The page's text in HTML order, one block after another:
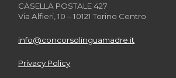
CASELLA POSTALE 427
Via Alfieri, 10 – 10121 Torino Centro
info@concorsolinguamadre.it
Privacy Policy